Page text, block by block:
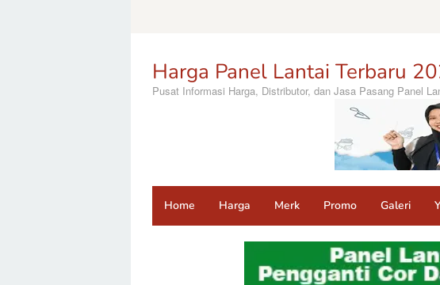
Harga Panel Lantai Terbaru
Pusat Informasi Harga, Distributor, dan Jasa Pasang Panel
Home Harga Merk Promo Galeri